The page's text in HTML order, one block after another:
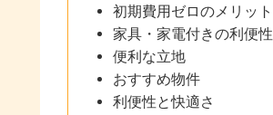
初期費用ゼロのメリット
家具・家電付きの利便性
便利な立地
おすすめ物件
利便性と快適さ